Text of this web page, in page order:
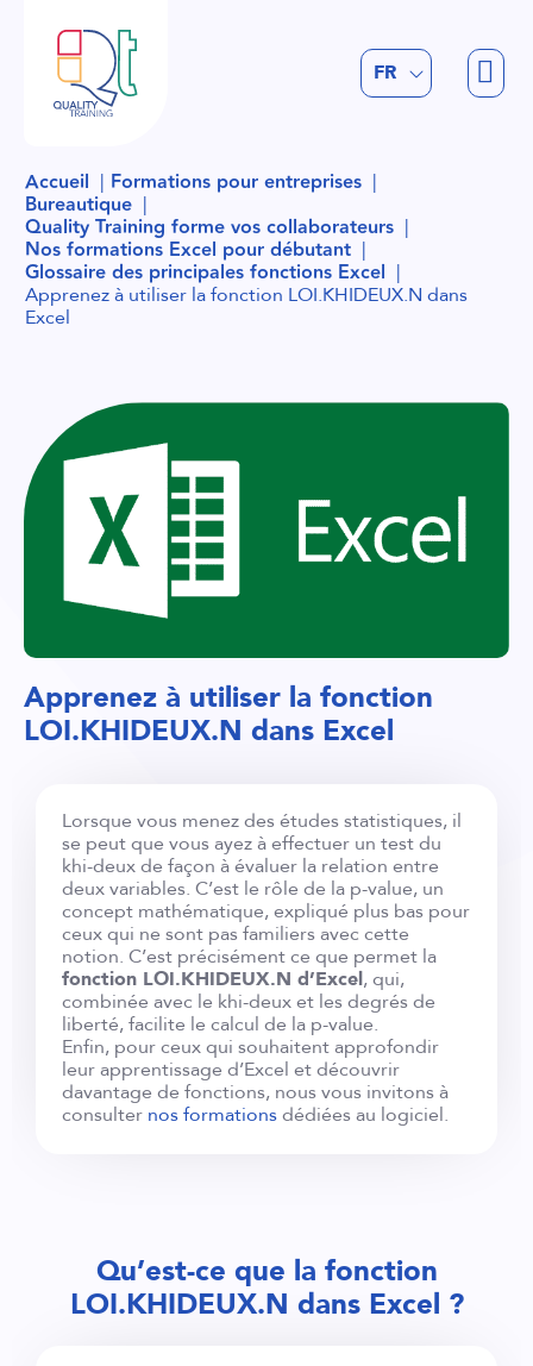
FR
NL
Accueil Formations pour entreprises
Bureautique
Quality Training forme vos collaborateurs
Nos formations Excel pour débutant
Glossaire des principales fonctions Excel
Apprenez à utiliser la fonction LOI.KHIDEUX.N dans
Excel
Apprenez à utiliser la fonction
LOI.KHIDEUX.N dans Excel
Lorsque vous menez des études statistiques, il
se peut que vous ayez à effectuer un test du
khi-deux de façon à évaluer la relation entre
deux variables. C’est le rôle de la p-value, un
concept mathématique, expliqué plus bas pour
ceux qui ne sont pas familiers avec cette
notion. C’est précisément ce que permet la
fonction LOI.KHIDEUX.N d’Excel, qui,
combinée avec le khi-deux et les degrés de
liberté, facilite le calcul de la p-value.
Enfin, pour ceux qui souhaitent approfondir
leur apprentissage d’Excel et découvrir
davantage de fonctions, nous vous invitons à
consulter nos formationsdédiées au logiciel.
Qu’est-ce que la fonction
LOI.KHIDEUX.N dans Excel ?